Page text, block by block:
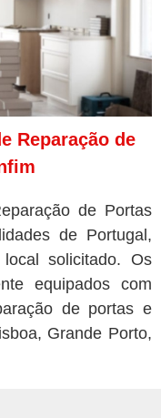
Reparação de
de Portas
de Portugal,
solicitado. Os
equipados com
de portas e
Grande Porto,